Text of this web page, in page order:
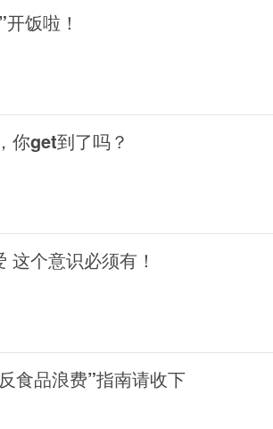
饭啦！
你get到了吗？
这个意识必须有！
食品浪费”指南请收下